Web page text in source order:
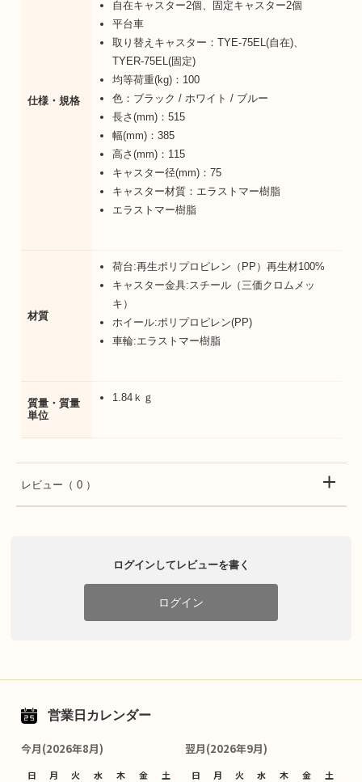
仕様・規格
自在キャスター2個、固定キャスター2個
平台車
取り替えキャスター：TYE-75EL(自在)、
TYER-75EL(固定)
均等荷重(kg)：100
色：ブラック / ホワイト / ブルー
長さ(mm)：515
幅(mm)：385
高さ(mm)：115
キャスター径(mm)：75
キャスター材質：エラストマー樹脂
エラストマー樹脂
材質
荷台:再生ポリプロピレン（PP）再生材100%
キャスター金具:スチール（三価クロムメッ
キ）
ホイール:ポリプロピレン(PP)
車輪:エラストマー樹脂
質量・質量
単位
1.84ｋｇ
レビュー （ 0 ）
ログインしてレビューを書く
ログイン
営業日カレンダー
今月(2026年8月)
日 月 火 水 木 金 土
翌月(2026年9月)
日 月 火 水 木 金 土